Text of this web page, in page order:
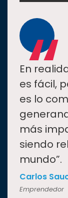
“
En
es fácil,
es lo
más
siendo
mundo”.
Carlos
Emprendedor